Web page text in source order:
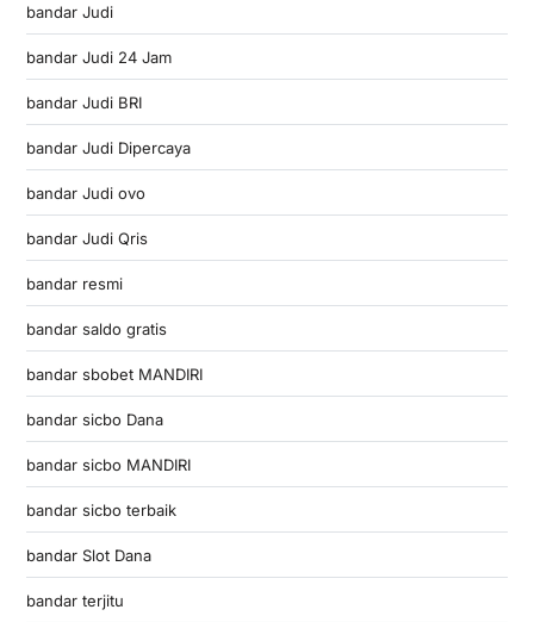
bandar Judi
bandar Judi 24 Jam
bandar Judi BRI
bandar Judi Dipercaya
bandar Judi ovo
bandar Judi Qris
bandar resmi
bandar saldo gratis
bandar sbobet MANDIRI
bandar sicbo Dana
bandar sicbo MANDIRI
bandar sicbo terbaik
bandar Slot Dana
bandar terjitu